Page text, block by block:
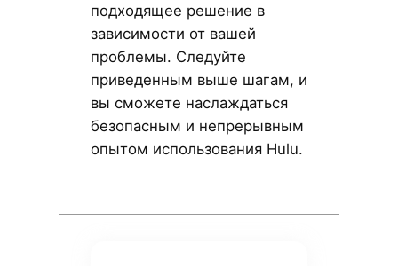
подходящее решение в
зависимости от вашей
проблемы. Следуйте
приведенным выше шагам, и
вы сможете наслаждаться
безопасным и непрерывным
опытом использования Hulu.